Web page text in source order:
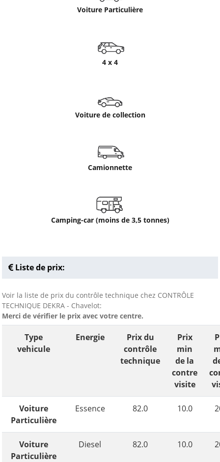
Voiture Particulière
4 x 4
Voiture de collection
Camionnette
Camping-car (moins de 3,5 tonnes)
Liste de prix:
Voir la liste de prix du contrôle technique chez CONTRÔLE
TECHNIQUE DEKRA - Chavelot:
Merci de vérifier le prix avec votre centre.
Type
vehicule
Energie
Prix du
contrôle
technique
Prix
min
de la
contre
visite
Voiture
Particulière
Essence 82.0 10.0
Voiture
Particulière
Diesel 82.0 10.0